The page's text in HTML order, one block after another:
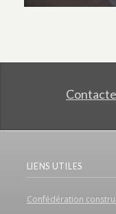
LIENS UTILES
Confédération